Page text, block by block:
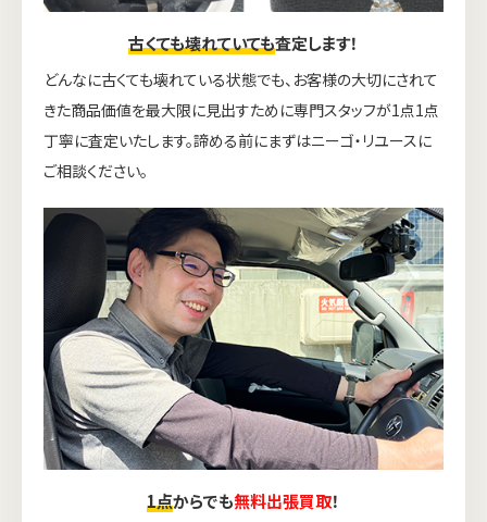
古くても壊れていても査定します！
どんなに古くても壊れている状態でも、お客様の大切にされて
きた商品価値を最大限に見出すために専門スタッフが1点1点
丁寧に査定いたします。諦める前にまずはニーゴ・リユースに
ご相談ください。
1点からでも無料出張買取！